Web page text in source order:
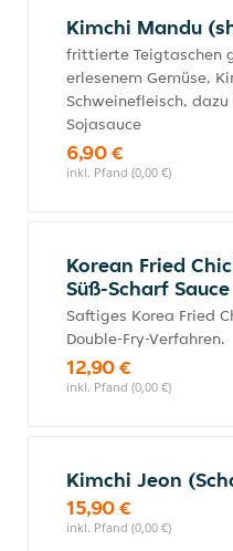
Kimchi Mandu
frittierte Teigtaschen
erlesenem Gemüse,
Schweinefleisch,
Sojasauce
6,90 €
inkl. Pfand (0,00 €)
Korean Fried
Süß-Scharf Sauce
Saftiges Korea Fried
Double-Fry-Verfahren.
12,90 €
inkl. Pfand (0,00 €)
Kimchi Jeon
15,90 €
inkl. Pfand (0,00 €)